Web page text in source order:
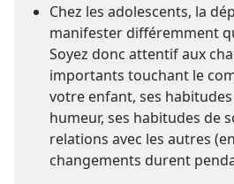
Chez les adolescents, la
manifester différemment
Soyez donc attentif aux
importants touchant le
votre enfant, ses
humeur, ses habitudes de
relations avec les autres
changements durent